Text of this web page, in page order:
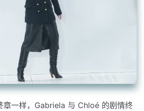
章一样，Gabriela 与 Chloé 的剧情终